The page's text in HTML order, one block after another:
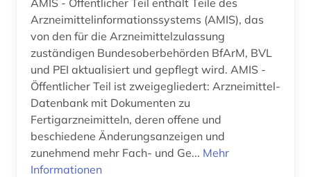
theologie (1)
theoretische chemie (1)
therapie (1)
tierarzneimittel (1)
tierversuch (6)
topographische anatomie (1)
AMIS - Öffentlicher Teil enthält Teile des
Arzneimittelinformationssystems (AMIS), das
von den für die Arzneimittelzulassung
zuständigen Bundesoberbehörden BfArM, BVL
und PEI aktualisiert und gepflegt wird. AMIS -
Öffentlicher Teil ist zweigegliedert: Arzneimittel-
Datenbank mit Dokumenten zu
Fertigarzneimitteln, deren offene und
beschiedene Änderungsanzeigen und
zunehmend mehr Fach- und Ge... Mehr
Informationen